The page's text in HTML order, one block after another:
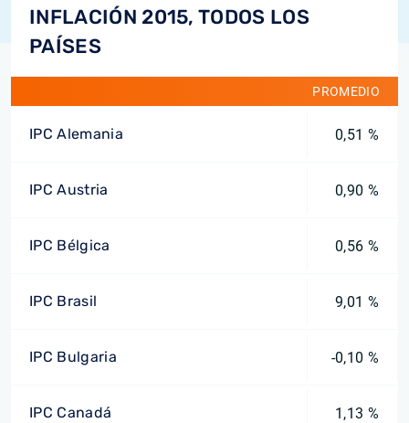
INFLACIÓN 2015, TODOS LOS
PAÍSES
PROMEDIO
IPC Alemania 0,51 %
IPC Austria 0,90 %
IPC Bélgica 0,56 %
IPC Brasil 9,01 %
IPC Bulgaria -0,10 %
IPC Canadá 1,13 %